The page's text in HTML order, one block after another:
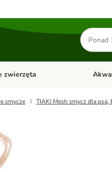
Szukaj
menu kategorii: Koty
zwierzęta
smycze TIAKI Mesh smycz dla psa,